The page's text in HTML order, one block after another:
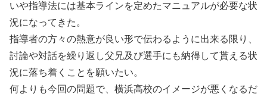
いや指導法には基本ラインを定めたマニュアルが必要な状
況になってきた。
指導者の方々の熱意が良い形で伝わるように出来る限り、
討論や対話を繰り返し父兄及び選手にも納得して貰える状
況に落ち着くことを願いたい。
何よりも今回の問題で、横浜高校のイメージが悪くなるだ